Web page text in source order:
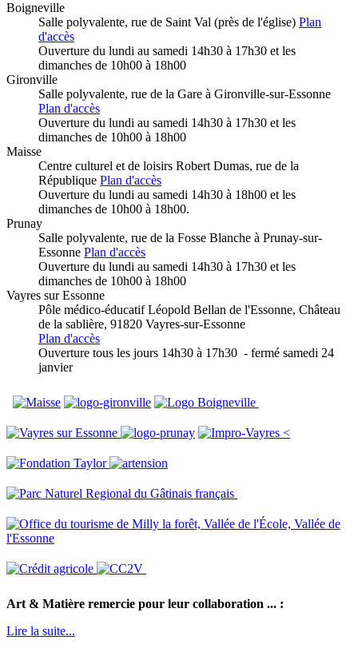
Boigneville
Salle polyvalente, rue de Saint Val (près de l'église) Plan
d'accès
Ouverture du lundi au samedi 14h30 à 17h30 et les
dimanches de 10h00 à 18h00
Gironville
Salle polyvalente, rue de la Gare à Gironville-sur-Essonne
Plan d'accès
Ouverture du lundi au samedi 14h30 à 17h30 et les
dimanches de 10h00 à 18h00
Maisse
Centre culturel et de loisirs Robert Dumas, rue de la
République Plan d'accès
Ouverture du lundi au samedi 14h30 à 18h00 et les
dimanches de 10h00 à 18h00.
Prunay
Salle polyvalente, rue de la Fosse Blanche à Prunay-sur-
Essonne Plan d'accès
Ouverture du lundi au samedi 14h30 à 17h30 et les
dimanches de 10h00 à 18h00
Vayres sur Essonne
Pôle médico-éducatif Léopold Bellan de l'Essonne, Château
de la sablière, 91820 Vayres-sur-Essonne
Plan d'accès
Ouverture tous les jours 14h30 à 17h30 - fermé samedi 24
janvier
<
Art & Matière remercie pour leur collaboration ... :
Lire la suite...